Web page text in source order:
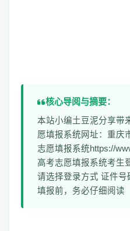
核心导阅与摘要：
本站小编土豆泥分享带
愿填报系统网址：重庆
志愿填报系统https://
高考志愿填报系统考生
请选择登录方式 证件号
填报前，务必仔细阅读